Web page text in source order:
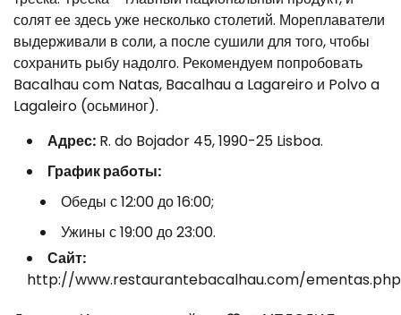
солят ее здесь уже несколько столетий. Мореплаватели
выдерживали в соли, а после сушили для того, чтобы
сохранить рыбу надолго. Рекомендуем попробовать
Bacalhau com Natas, Bacalhau a Lagareiro и Polvo a
Lagaleiro (осьминог).
Адрес: R. do Bojador 45, 1990-25 Lisboa.
График работы:
Обеды с 12:00 до 16:00;
Ужины с 19:00 до 23:00.
Сайт:
http://www.restaurantebacalhau.com/ementas.php